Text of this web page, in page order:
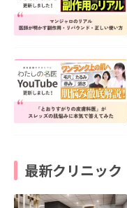
最新クリニック